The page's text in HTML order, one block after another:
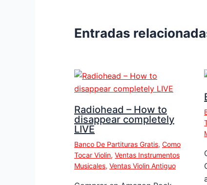
Entradas
Radiohead – How to
disappear completely
LIVE
Banco De Partituras Gratis, Como
Tocar Violin, Ventas Instrumentos
Musicales, Ventas Violin Antiguo